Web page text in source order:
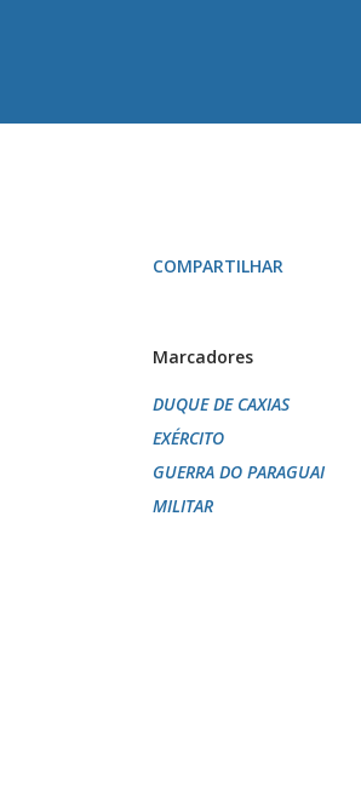
COMPARTILHAR
Marcadores
DUQUE DE CAXIAS
EXÉRCITO
GUERRA DO PARAGUAI
MILITAR